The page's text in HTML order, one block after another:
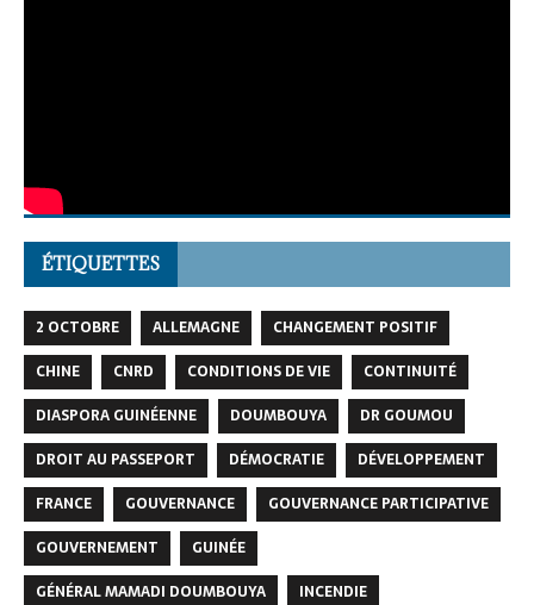
ÉTIQUETTES
2 OCTOBRE ALLEMAGNE
CHANGEMENT POSITIF
CHINE
CNRD CONDITIONS DE VIE
CONTINUITÉ
DIASPORA GUINÉENNE
DOUMBOUYA
DR GOUMOU
DROIT AU PASSEPORT
DÉMOCRATIE
DÉVELOPPEMENT
FRANCE
GOUVERNANCE
GOUVERNANCE PARTICIPATIVE
GOUVERNEMENT
GUINÉE
GÉNÉRAL MAMADI DOUMBOUYA
INCENDIE